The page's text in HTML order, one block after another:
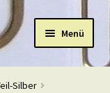
Menü
Silber